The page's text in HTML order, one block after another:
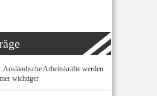
Ausländische Arbeitskräfte werden
wichtiger